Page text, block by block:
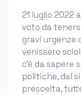
21 luglio 2022
voto da
gravi urgenze
venissero
c'è da sapere
politiche, dal
prescelta,